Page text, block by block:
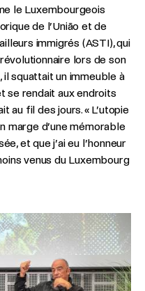
le Luxembourgeois
de l’União et de
immigrés (ASTI), qui
lors de son
il squattait un immeuble à
se rendait aux endroits
au fil des jours. « L’utopie
marge d’une mémorable
et que j’ai eu l’honneur
venus du Luxembourg